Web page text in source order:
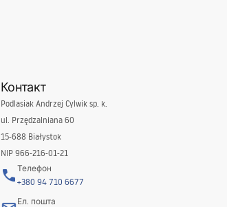
Контакт
Podlasiak Andrzej Cylwik sp. k.
ul. Przędzalniana 60
15-688 Białystok
NIP 966-216-01-21
Телефон
+380 94 710 6677
Ел. пошта